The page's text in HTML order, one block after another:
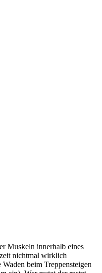
Muskeln innerhalb eines
nichtmal wirklich
beim Treppensteigen